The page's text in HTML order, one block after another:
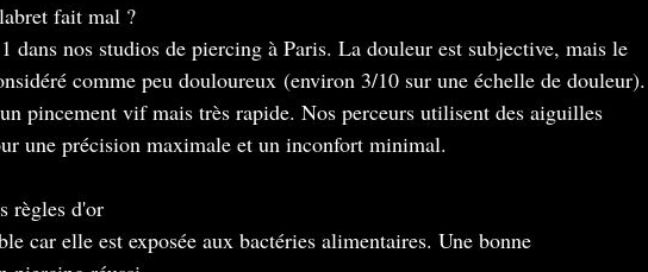
fait mal ?
dans nos studios de piercing à Paris. La douleur est subjective, mais le
comme peu douloureux (environ 3/10 sur une échelle de douleur).
pincement vif mais très rapide. Nos perceurs utilisent des aiguilles
une précision maximale et un inconfort minimal.
règles d'or
car elle est exposée aux bactéries alimentaires. Une bonne